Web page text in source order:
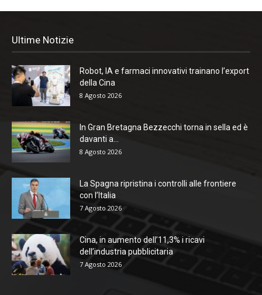
Ultime Notizie
Robot, IA e farmaci innovativi trainano l’export
della Cina
8 Agosto 2026
In Gran Bretagna Bezzecchi torna in sella ed è
davanti a...
8 Agosto 2026
La Spagna ripristina i controlli alle frontiere
con l’Italia
7 Agosto 2026
Cina, in aumento dell’11,3% i ricavi
dell’industria pubblicitaria
7 Agosto 2026